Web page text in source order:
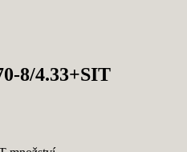
8/4.33+SIT